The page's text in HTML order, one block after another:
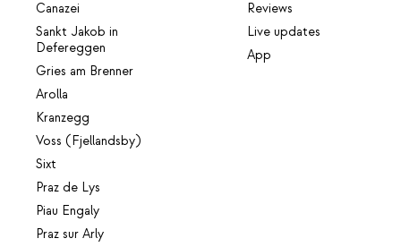
Canazei
Sankt Jakob in
Defereggen
Gries am Brenner
Arolla
Kranzegg
Voss (Fjellandsby)
Sixt
Praz de Lys
Piau Engaly
Praz sur Arly
Reviews
Live updates
App